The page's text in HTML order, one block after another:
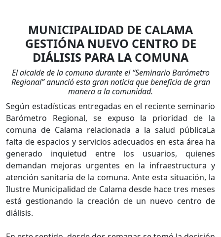
MUNICIPALIDAD DE CALAMA
GESTIÓNA NUEVO CENTRO DE
DIÁLISIS PARA LA COMUNA
El alcalde de la comuna durante el “Seminario Barómetro
Regional” anunció esta gran noticia que beneficia de gran
manera a la comunidad.
Según estadísticas entregadas en el reciente seminario
Barómetro Regional, se expuso la prioridad de la
comuna de Calama relacionada a la salud públicaLa
falta de espacios y servicios adecuados en esta área ha
generado inquietud entre los usuarios, quienes
demandan mejoras urgentes en la infraestructura y
atención sanitaria de la comuna. Ante esta situación, la
Ilustre Municipalidad de Calama desde hace tres meses
está gestionando la creación de un nuevo centro de
diálisis.